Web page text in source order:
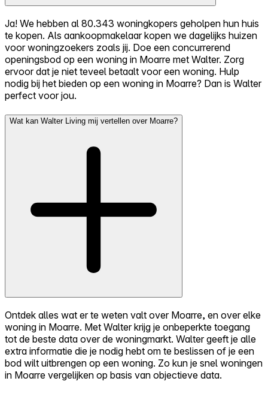
Ja! We hebben al 80.343 woningkopers geholpen hun huis
te kopen. Als aankoopmakelaar kopen we dagelijks huizen
voor woningzoekers zoals jij. Doe een concurrerend
openingsbod op een woning in Moarre met Walter. Zorg
ervoor dat je niet teveel betaalt voor een woning. Hulp
nodig bij het bieden op een woning in Moarre? Dan is Walter
perfect voor jou.
Wat kan Walter Living mij vertellen over Moarre?
Ontdek alles wat er te weten valt over Moarre, en over elke
woning in Moarre. Met Walter krijg je onbeperkte toegang
tot de beste data over de woningmarkt. Walter geeft je alle
extra informatie die je nodig hebt om te beslissen of je een
bod wilt uitbrengen op een woning. Zo kun je snel woningen
in Moarre vergelijken op basis van objectieve data.